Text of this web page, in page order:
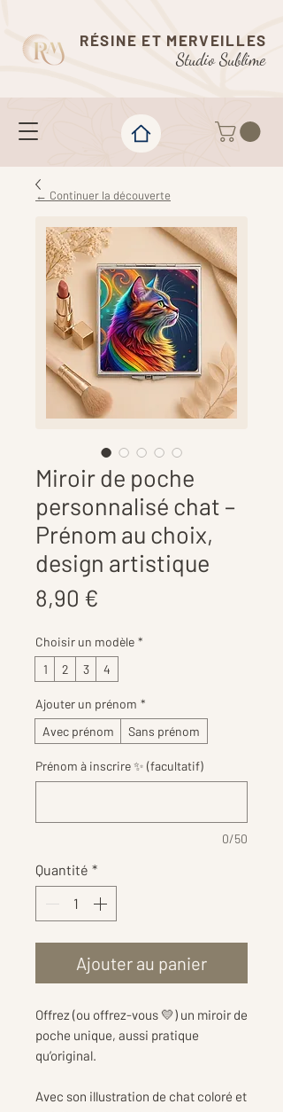
RÉSINE ET MERVEILLES
Studio Sublime
Miroir de poche
personnalisé chat –
Prénom au choix,
design artistique
8,90 €
Choisir un modèle *
1
2 3 4
Ajouter un prénom *
Avec prénom
Sans prénom
Prénom à inscrire ✨ (facultatif)
0/50
Quantité *
Ajouter au panier
Offrez (ou offrez-vous 💛) un miroir de
poche unique, aussi pratique
qu’original.
Avec son illustration de chat coloré et
← Continuer la découverte